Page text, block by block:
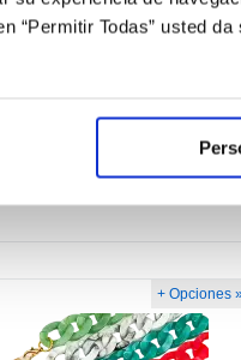
“Permitir Todas” usted
+ Opciones